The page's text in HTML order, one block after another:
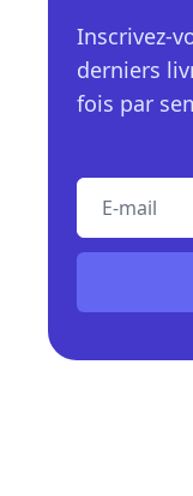
Inscrivez-
derniers
fois par